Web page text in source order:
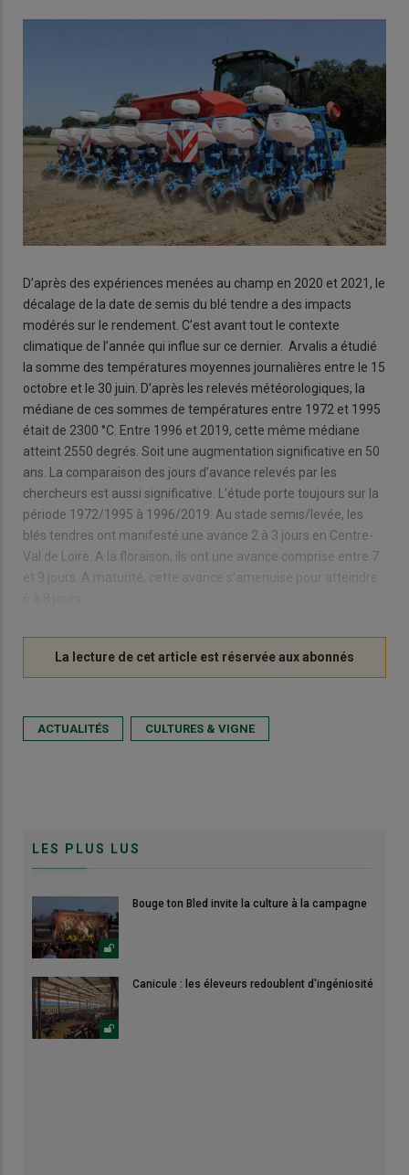
D’après des expériences menées au champ en 2020 et 2021, le
décalage de la date de semis du blé tendre a des impacts
modérés sur le rendement. C’est avant tout le contexte
climatique de l’année qui influe sur ce dernier. Arvalis a étudié
la somme des températures moyennes journalières entre le 15
octobre et le 30 juin. D’après les relevés météorologiques, la
médiane de ces sommes de températures entre 1972 et 1995
était de 2300 °C. Entre 1996 et 2019, cette même médiane
atteint 2550 degrés. Soit une augmentation significative en 50
ans. La comparaison des jours d’avance relevés par les
chercheurs est aussi significative. L’étude porte toujours sur la
période 1972/1995 à 1996/2019. Au stade semis/levée, les
blés tendres ont manifesté une avance 2 à 3 jours en Centre-
Val de Loire. A la floraison, ils ont une avance comprise entre 7
et 9 jours. A maturité, cette avance s’amenuise pour atteindre
ACTUALITÉS CULTURES & VIGNE
LES PLUS LUS
Bouge ton Bled invite la culture à la campagne
Canicule : les éleveurs redoublent d'ingéniosité